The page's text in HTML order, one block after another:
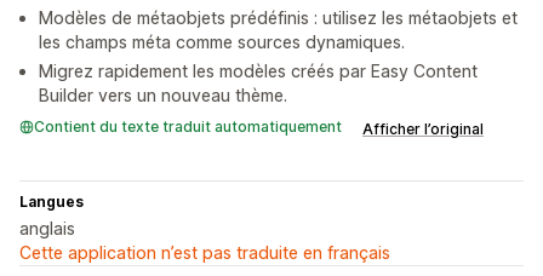
Modèles de métaobjets prédéfinis : utilisez les métaobjets et
les champs méta comme sources dynamiques.
Migrez rapidement les modèles créés par Easy Content
Builder vers un nouveau thème.
Contient du texte traduit automatiquement Afficher l’original
Langues
anglais
Cette application n’est pas traduite en français